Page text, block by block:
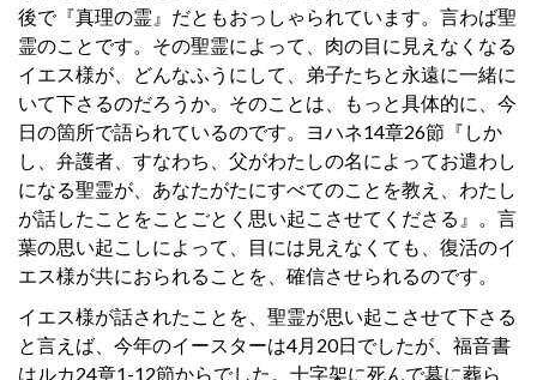
後で『真理の霊』だともおっしゃられています。言わば聖
霊のことです。その聖霊によって、肉の目に見えなくなる
イエス様が、どんなふうにして、弟子たちと永遠に一緒に
いて下さるのだろうか。そのことは、もっと具体的に、今
日の箇所で語られているのです。ヨハネ14章26節『しか
し、弁護者、すなわち、父がわたしの名によってお遣わし
になる聖霊が、あなたがたにすべてのことを教え、わたし
が話したことをことごとく思い起こさせてくださる』。言
葉の思い起こしによって、目には見えなくても、復活のイ
エス様が共におられることを、確信させられるのです。
イエス様が話されたことを、聖霊が思い起こさせて下さる
と言えば、今年のイースターは4月20日でしたが、福音書
はルカ24章1-12節からでした。十字架に死んで墓に葬ら